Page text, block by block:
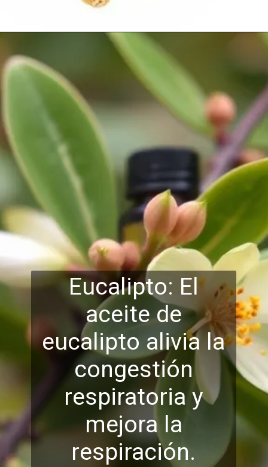
Eucalipto: El
aceite de
eucalipto alivia la
congestión
respiratoria y
mejora la
respiración.